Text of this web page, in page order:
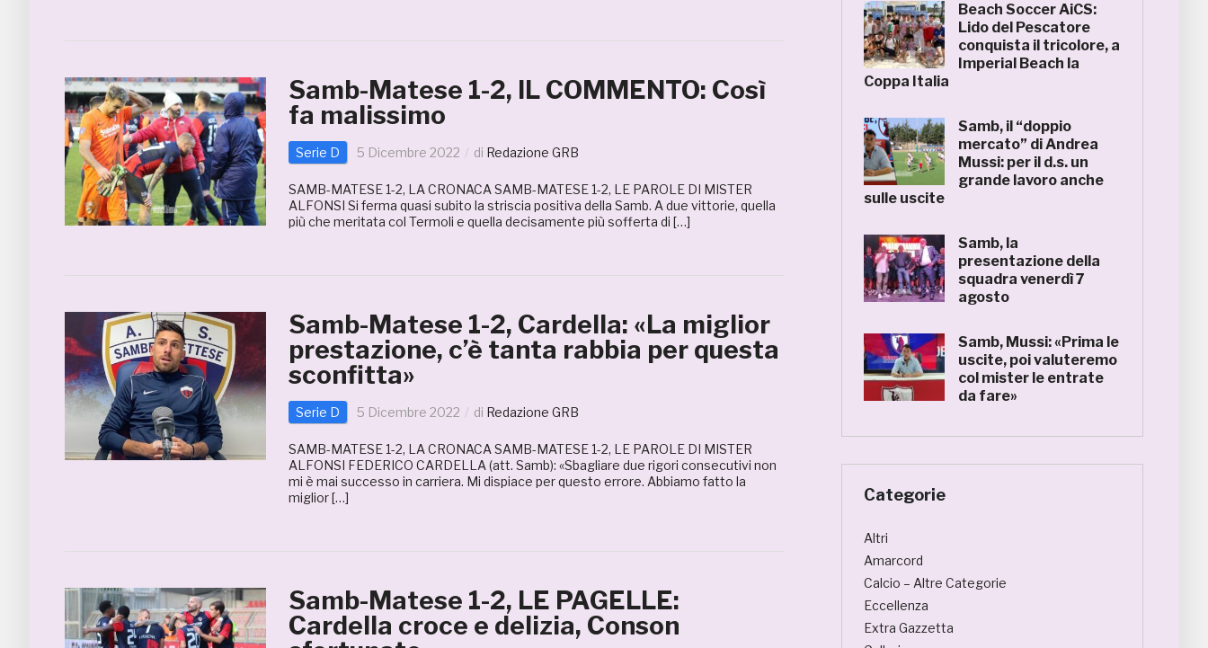
Samb-Matese 1-2, IL COMMENTO: Così
fa malissimo
Serie D 5 Dicembre 2022 di Redazione GRB
SAMB-MATESE 1-2, LA CRONACA SAMB-MATESE 1-2, LE PAROLE DI MISTER
ALFONSI Si ferma quasi subito la striscia positiva della Samb. A due vittorie, quella
più che meritata col Termoli e quella decisamente più sofferta di […]
Samb-Matese 1-2, Cardella: «La miglior
prestazione, c’è tanta rabbia per questa
sconfitta»
Serie D 5 Dicembre 2022 di Redazione GRB
SAMB-MATESE 1-2, LA CRONACA SAMB-MATESE 1-2, LE PAROLE DI MISTER
ALFONSI FEDERICO CARDELLA (att. Samb): «Sbagliare due rigori consecutivi non
mi è mai successo in carriera. Mi dispiace per questo errore. Abbiamo fatto la
miglior […]
Samb-Matese 1-2, LE PAGELLE:
Cardella croce e delizia, Conson
Beach Soccer AiCS:
Lido del Pescatore
conquista il tricolore, a
Imperial Beach la
Coppa Italia
Samb, il “doppio
mercato” di Andrea
Mussi: per il d.s. un
grande lavoro anche
sulle uscite
Samb, la
presentazione della
squadra venerdì 7
agosto
Samb, Mussi: «Prima le
uscite, poi valuteremo
col mister le entrate
da fare»
Categorie
Altri
Amarcord
Calcio – Altre Categorie
Eccellenza
Extra Gazzetta